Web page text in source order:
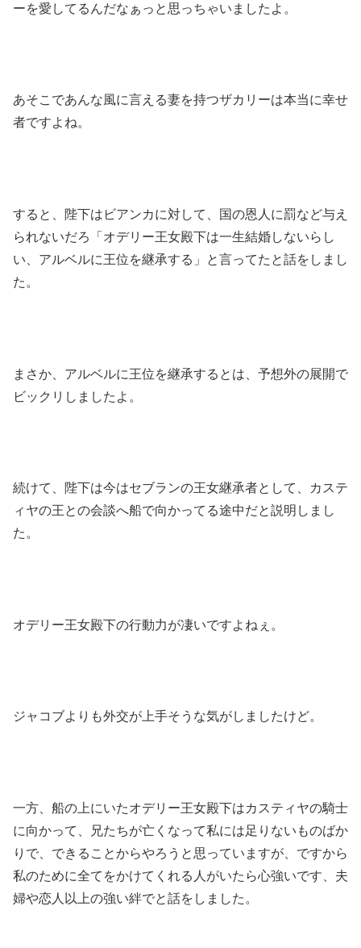
ーを愛してるんだなぁっと思っちゃいましたよ。
あそこであんな風に言える妻を持つザカリーは本当に幸せ
者ですよね。
すると、陛下はビアンカに対して、国の恩人に罰など与え
られないだろ「オデリー王女殿下は一生結婚しないらし
い、アルベルに王位を継承する」と言ってたと話をしまし
た。
まさか、アルベルに王位を継承するとは、予想外の展開で
ビックリしましたよ。
続けて、陛下は今はセブランの王女継承者として、カステ
ィヤの王との会談へ船で向かってる途中だと説明しまし
た。
オデリー王女殿下の行動力が凄いですよねぇ。
ジャコブよりも外交が上手そうな気がしましたけど。
一方、船の上にいたオデリー王女殿下はカスティヤの騎士
に向かって、兄たちが亡くなって私には足りないものばか
りで、できることからやろうと思っていますが、ですから
私のために全てをかけてくれる人がいたら心強いです、夫
婦や恋人以上の強い絆でと話をしました。